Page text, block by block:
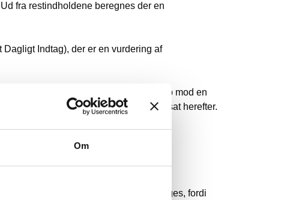
Om
fra restindholdene beregnes der en
Indtag), der er en vurdering af
i løbet af én dag, og holder det op mod en
denne værdi, så bliver værdien fastsat herefter.
daglige indtag.
indtag, det, der populært kaldes
dosis (ADI). Denne vurdering foretages, fordi